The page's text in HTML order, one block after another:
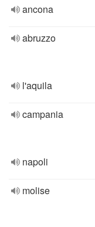
ancona
abruzzo
l'aquila
campania
napoli
molise